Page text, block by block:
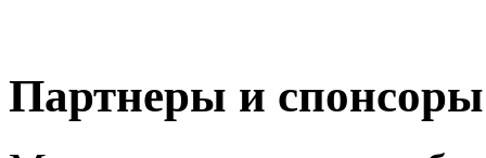
Партнеры и спонсоры